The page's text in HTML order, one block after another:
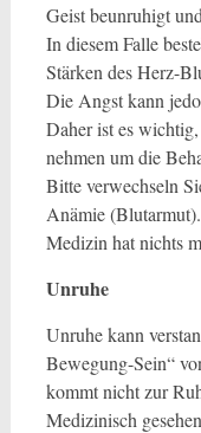
Geist beunruhigt
In diesem Falle
Stärken des Herz-
Die Angst kann
Daher ist es
nehmen um die
Bitte verwechseln
Anämie
Medizin hat nichts
Unruhe
Unruhe kann
Bewegung-Sein“
kommt nicht zur
Medizinisch